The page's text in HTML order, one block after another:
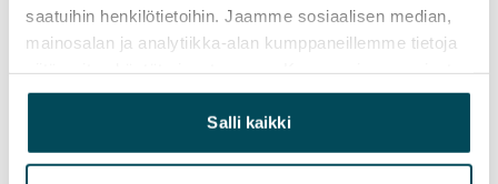
saatuihin henkilötietoihin. Jaamme sosiaalisen median,
mainosalan ja analytiikka-alan kumppaneillemme tietoja
yhdistää näitä tietoja muihin tietoihin, joita olet antanut
heille tai joita on kerätty, kun olet käyttänyt heidän
palvelujaan.
Salli kaikki
Sopimus ja maksut
Vapautuminen
Varallisuusrajat